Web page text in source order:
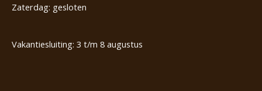
Zaterdag: gesloten
Vakantiesluiting: 3 t/m 8 augustus